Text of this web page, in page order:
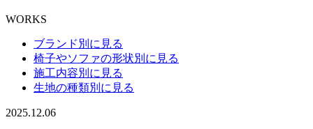
WORKS
ブランド別に見る
椅子やソファの形状別に見る
施工内容別に見る
生地の種類別に見る
2025.12.06